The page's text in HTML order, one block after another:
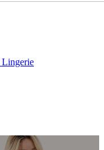
Lingerie